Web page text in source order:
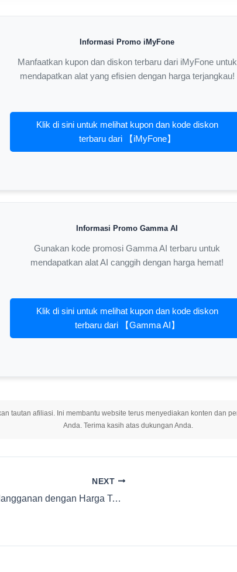
Informasi Promo iMyFone
Manfaatkan kupon dan diskon terbaru dari iMyFone untuk
mendapatkan alat yang efisien dengan harga terjangkau!
Klik di sini untuk melihat kupon dan kode diskon
terbaru dari 【iMyFone】
Informasi Promo Gamma AI
Gunakan kode promosi Gamma AI terbaru untuk
mendapatkan alat AI canggih dengan harga hemat!
Klik di sini untuk melihat kupon dan kode diskon
terbaru dari 【Gamma AI】
tautan afiliasi. Ini membantu website terus menyediakan konten dan
Anda. Terima kasih atas dukungan Anda.
NEXT
Penawaran Terbaik Monica AI! Cara Berlangganan dengan Harga Termurah